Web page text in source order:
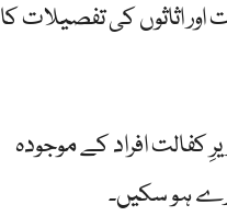
اثاثوں کی تفصیلات کا
کفالت افراد کے موجودہ
ہو سکیں۔